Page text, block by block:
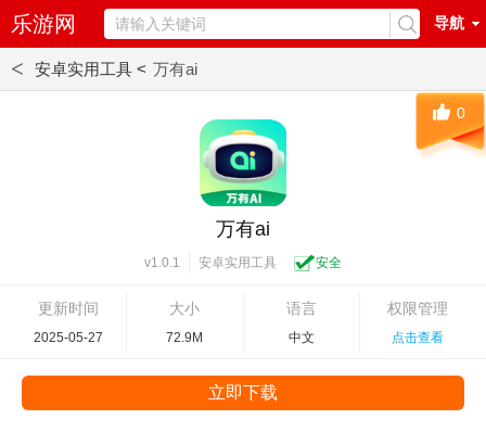
乐游网 导航
< 安卓实用工具 < 万有ai
万有ai
v1.0.1 安卓实用工具 安全
更新时间
2025-05-27
大小
72.9M
语言
中文
权限管理
点击查看
0
立即下载